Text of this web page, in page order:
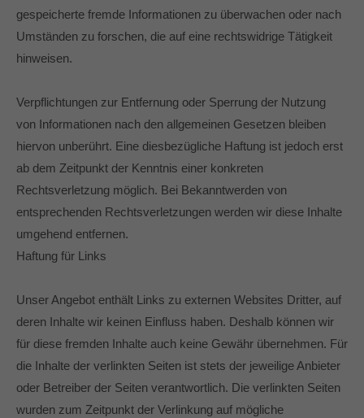
gespeicherte fremde Informationen zu überwachen oder nach
Umständen zu forschen, die auf eine rechtswidrige Tätigkeit
hinweisen.
Verpflichtungen zur Entfernung oder Sperrung der Nutzung
von Informationen nach den allgemeinen Gesetzen bleiben
hiervon unberührt. Eine diesbezügliche Haftung ist jedoch erst
ab dem Zeitpunkt der Kenntnis einer konkreten
Rechtsverletzung möglich. Bei Bekanntwerden von
entsprechenden Rechtsverletzungen werden wir diese Inhalte
umgehend entfernen.
Haftung für Links
Unser Angebot enthält Links zu externen Websites Dritter, auf
deren Inhalte wir keinen Einfluss haben. Deshalb können wir
für diese fremden Inhalte auch keine Gewähr übernehmen. Für
die Inhalte der verlinkten Seiten ist stets der jeweilige Anbieter
oder Betreiber der Seiten verantwortlich. Die verlinkten Seiten
wurden zum Zeitpunkt der Verlinkung auf mögliche